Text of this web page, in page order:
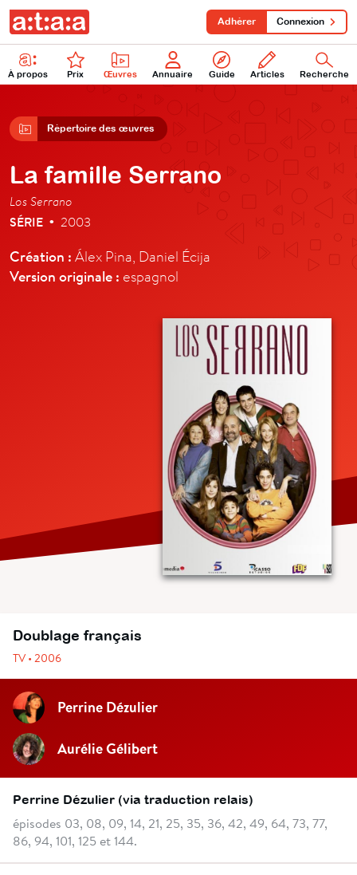
À propos Prix Œuvres Annuaire Guide Articles Recherche
Adhérer Connexion
Répertoire des œuvres
La famille Serrano
Los Serrano
SÉRIE • 2003
Création : Álex Pina, Daniel Écija
Version originale : espagnol
Doublage français
TV • 2006
Perrine Dézulier
Aurélie Gélibert
Perrine Dézulier (via traduction relais)
épisodes 03, 08, 09, 14, 21, 25, 35, 36, 42, 49, 64, 73, 77,
86, 94, 101, 125 et 144.